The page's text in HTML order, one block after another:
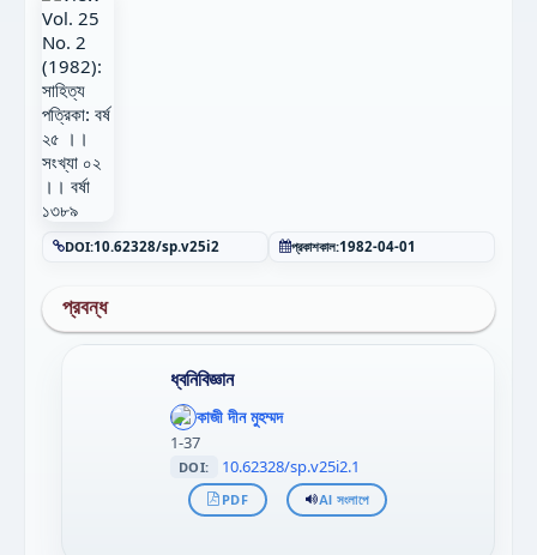
DOI:10.62328/sp.v25i2 প্রকাশকাল:1982-04-01
প্রবন্ধ
ধ্বনিবিজ্ঞান
';
};"
>
কাজী দীন মুহম্মদ
1-37
DOI: 10.62328/sp.v25i2.1
PDF AI সংলাপে